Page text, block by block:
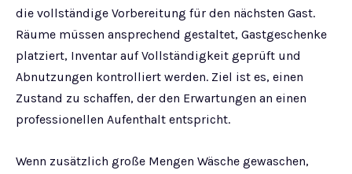
die vollständige Vorbereitung für den nächsten Gast.
Räume müssen ansprechend gestaltet, Gastgeschenke
platziert, Inventar auf Vollständigkeit geprüft und
Abnutzungen kontrolliert werden. Ziel ist es, einen
Zustand zu schaffen, der den Erwartungen an einen
professionellen Aufenthalt entspricht.
Wenn zusätzlich große Mengen Wäsche gewaschen,